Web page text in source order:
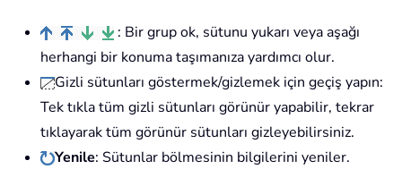
: Bir grup ok, sütunu yukarı veya aşağı
herhangi bir konuma taşımanıza yardımcı olur.
Gizli sütunları göstermek/gizlemek için geçiş yapın:
Tek tıkla tüm gizli sütunları görünür yapabilir, tekrar
tıklayarak tüm görünür sütunları gizleyebilirsiniz.
Yenile: Sütunlar bölmesinin bilgilerini yeniler.